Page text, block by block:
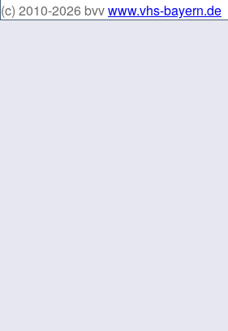
(c) 2010-2026 bvvwww.vhs-bayern.de